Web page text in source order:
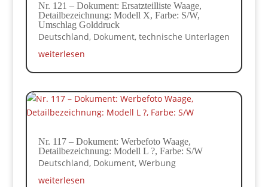
Nr. 121 – Dokument: Ersatzteilliste Waage,
Detailbezeichnung: Modell X, Farbe: S/W,
Umschlag Golddruck
Deutschland, Dokument, technische Unterlagen
weiterlesen
Nr. 117 – Dokument: Werbefoto Waage,
Detailbezeichnung: Modell L ?, Farbe: S/W
Deutschland, Dokument, Werbung
weiterlesen